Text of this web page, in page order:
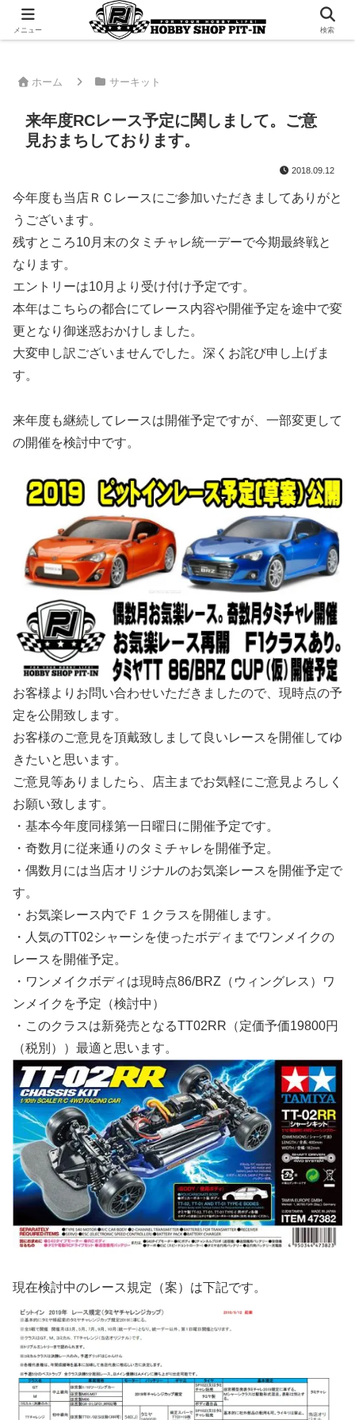
千葉県君津市でラジコンやプラモデルを販売。 ピットインのウェブサイトです
ホーム サーキット
来年度RCレース予定に関しまして。ご意
見おまちしております。
2018.09.12
今年度も当店ＲＣレースにご参加いただきましてありがと
うございます。
残すところ10月末のタミチャレ統一デーで今期最終戦と
なります。
エントリーは10月より受け付け予定です。
本年はこちらの都合にてレース内容や開催予定を途中で変
更となり御迷惑おかけしました。
大変申し訳ございませんでした。深くお詫び申し上げま
す。
来年度も継続してレースは開催予定ですが、一部変更して
の開催を検討中です。
お客様よりお問い合わせいただきましたので、現時点の予
定を公開致します。
お客様のご意見を頂戴致しまして良いレースを開催してゆ
きたいと思います。
ご意見等ありましたら、店主までお気軽にご意見よろしく
お願い致します。
・基本今年度同様第一日曜日に開催予定です。
・奇数月に従来通りのタミチャレを開催予定。
・偶数月には当店オリジナルのお気楽レースを開催予定で
す。
・お気楽レース内でＦ１クラスを開催します。
・人気のTT02シャーシを使ったボディまでワンメイクの
レースを開催予定。
・ワンメイクボディは現時点86/BRZ（ウィングレス）ワ
ンメイクを予定（検討中）
・このクラスは新発売となるTT02RR（定価予価19800円
（税別））最適と思います。
現在検討中のレース規定（案）は下記です。
メニュー 検索